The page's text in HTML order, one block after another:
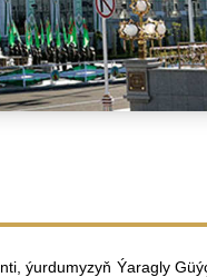
ýurdumyzyň Ýaragly